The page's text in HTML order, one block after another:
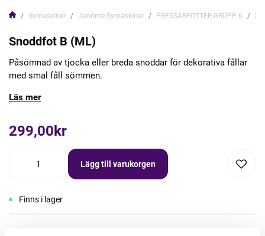
Symaskiner Janome Symaskiner PRESSARFÖTTER GRUPP 6
Snoddfot B (ML)
Påsömnad av tjocka eller breda snoddar för dekorativa fållar
med smal fåll sömmen.
Läs mer
299,00kr
Lägg till varukorgen
Finns i lager